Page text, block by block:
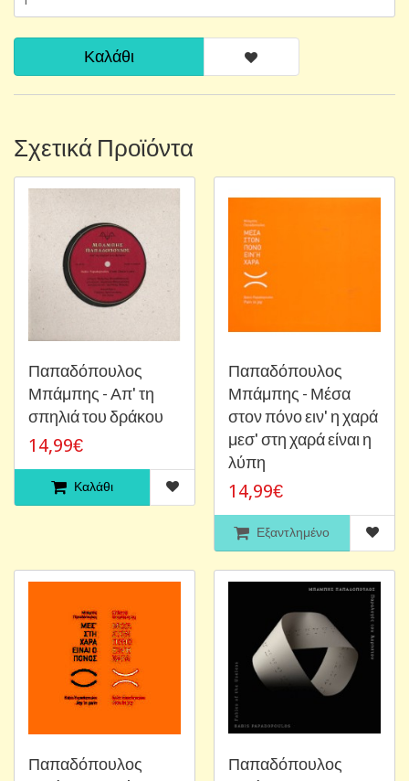
Καλάθι
Σχετικά Προϊόντα
Παπαδόπουλος
Μπάμπης - Απ' τη
σπηλιά του δράκου
14,99€
Καλάθι
Παπαδόπουλος
Μπάμπης - Μέσα
στον πόνο ειν' η χαρά
μεσ' στη χαρά είναι η
λύπη
14,99€
Εξαντλημένο
Παπαδόπουλος
Παπαδόπουλος